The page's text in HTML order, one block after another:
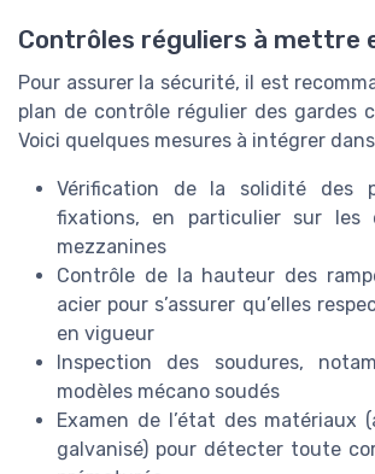
Contrôles réguliers à mettre
Pour assurer la sécurité, il est
plan de contrôle régulier des gardes
Voici quelques mesures à intégrer
Vérification de la solidité des
fixations, en particulier sur les
mezzanines
Contrôle de la hauteur des
acier pour s’assurer qu’elles
en vigueur
Inspection des soudures,
modèles mécano soudés
Examen de l’état des matériaux
galvanisé) pour détecter toute